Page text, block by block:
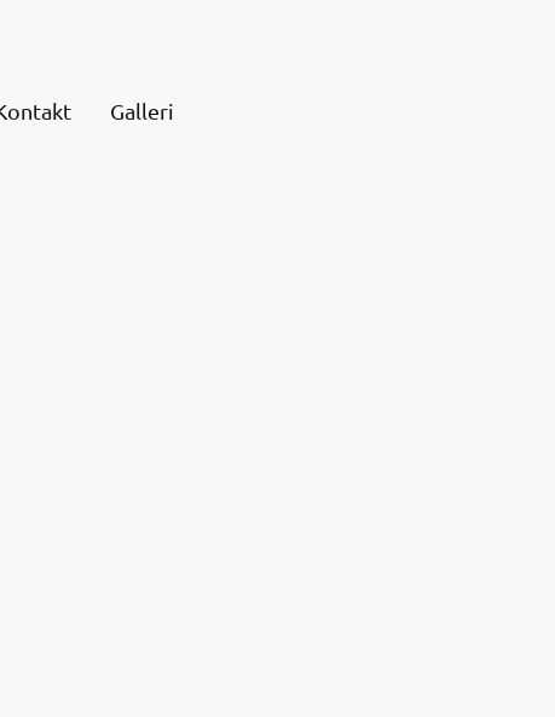
Galleri